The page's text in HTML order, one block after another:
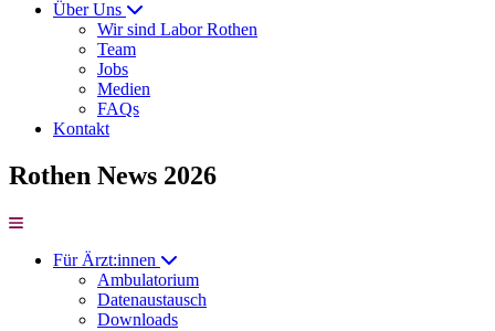
Über Uns
Wir sind Labor Rothen
Team
Jobs
Medien
FAQs
Kontakt
Rothen News 2026
Für Ärzt:innen
Ambulatorium
Datenaustausch
Downloads